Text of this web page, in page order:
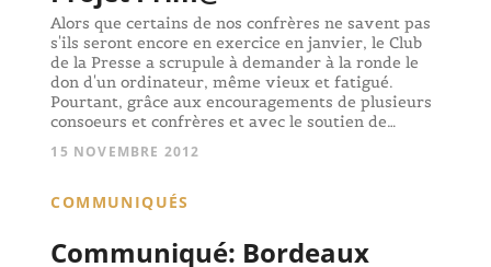
Alors que certains de nos confrères ne savent pas
s'ils seront encore en exercice en janvier, le Club
de la Presse a scrupule à demander à la ronde le
don d'un ordinateur, même vieux et fatigué.
Pourtant, grâce aux encouragements de plusieurs
consoeurs et confrères et avec le soutien de…
15 NOVEMBRE 2012
COMMUNIQUÉS
Communiqué: Bordeaux